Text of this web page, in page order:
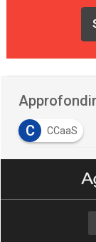
C
CCaaS
C Contact